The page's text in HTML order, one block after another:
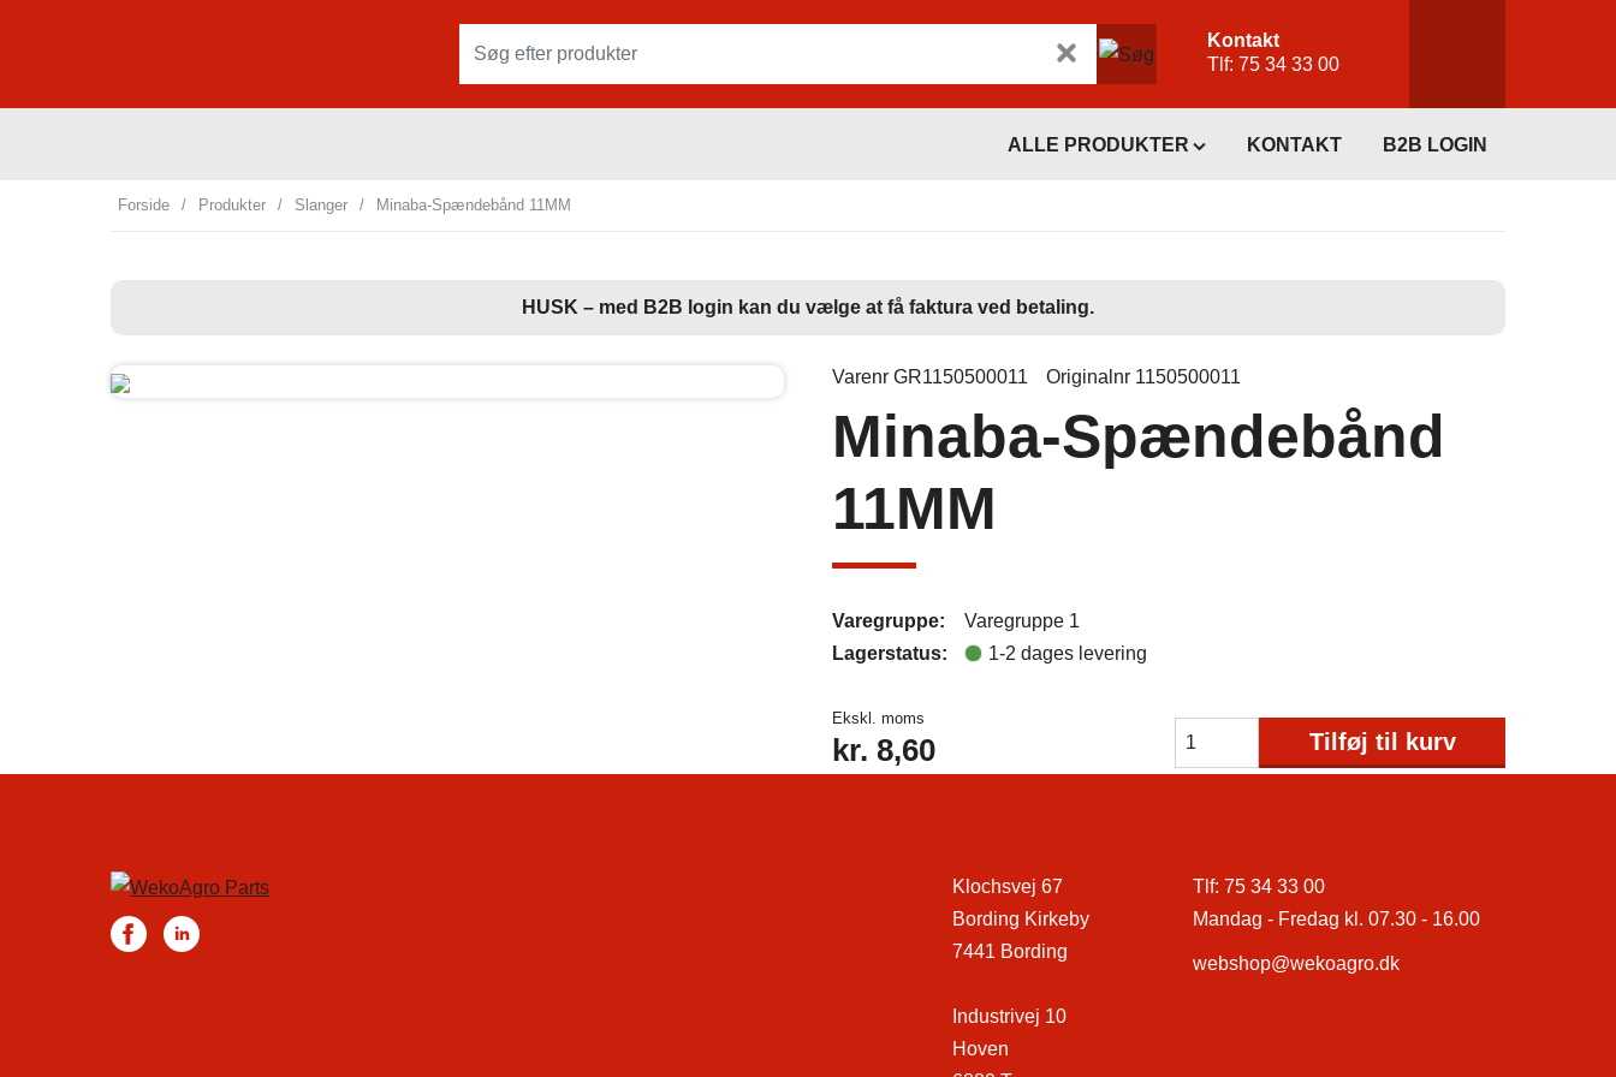
Kontakt
Tlf: 75 34 33 00
ALLE PRODUKTER KONTAKT B2B LOGIN
Forside / Produkter / Slanger / Minaba-Spændebånd 11MM
HUSK – med B2B login kan du vælge at få faktura ved betaling.
Varenr GR1150500011 Originalnr 1150500011
Minaba-Spændebånd
11MM
Varegruppe:
Varegruppe 1
Lagerstatus:
1-2 dages levering
Ekskl. moms
kr. 8,60 Tilføj til kurv
Klochsvej 67
Bording Kirkeby
7441 Bording
Industrivej 10
Hoven
Tlf: 75 34 33 00
Mandag - Fredag kl. 07.30 - 16.00
webshop@wekoagro.dk